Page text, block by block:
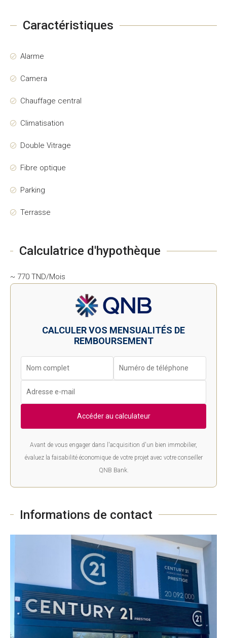
Caractéristiques
Alarme
Camera
Chauffage central
Climatisation
Double Vitrage
Fibre optique
Parking
Terrasse
Calculatrice d'hypothèque
~ 770 TND/Mois
CALCULER VOS MENSUALITÉS DE
REMBOURSEMENT
Accéder au calculateur
Avant de vous engager dans l'acquisition d'un bien immobilier,
évaluez la faisabilité économique de votre projet avec votre conseiller
QNB Bank.
Informations de contact